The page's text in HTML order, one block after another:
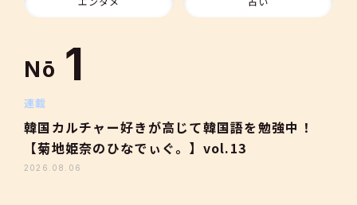
Nō
10
1
2
3
連載
韓国カルチャー好きが高じて韓国語を勉強中！
【菊地姫奈のひなでぃぐ。】vol.13
2026.08.06